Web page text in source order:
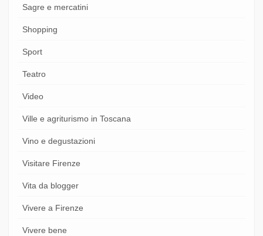
Sagre e mercatini
Shopping
Sport
Teatro
Video
Ville e agriturismo in Toscana
Vino e degustazioni
Visitare Firenze
Vita da blogger
Vivere a Firenze
Vivere bene